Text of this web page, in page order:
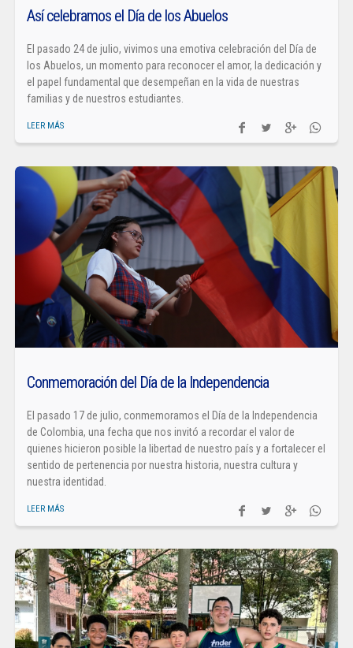
Así celebramos el Día de los Abuelos
El pasado 24 de julio, vivimos una emotiva celebración del Día de
los Abuelos, un momento para reconocer el amor, la dedicación y
el papel fundamental que desempeñan en la vida de nuestras
familias y de nuestros estudiantes.
LEER MÁS
Conmemoración del Día de la Independencia
El pasado 17 de julio, conmemoramos el Día de la Independencia
de Colombia, una fecha que nos invitó a recordar el valor de
quienes hicieron posible la libertad de nuestro país y a fortalecer el
sentido de pertenencia por nuestra historia, nuestra cultura y
nuestra identidad.
LEER MÁS